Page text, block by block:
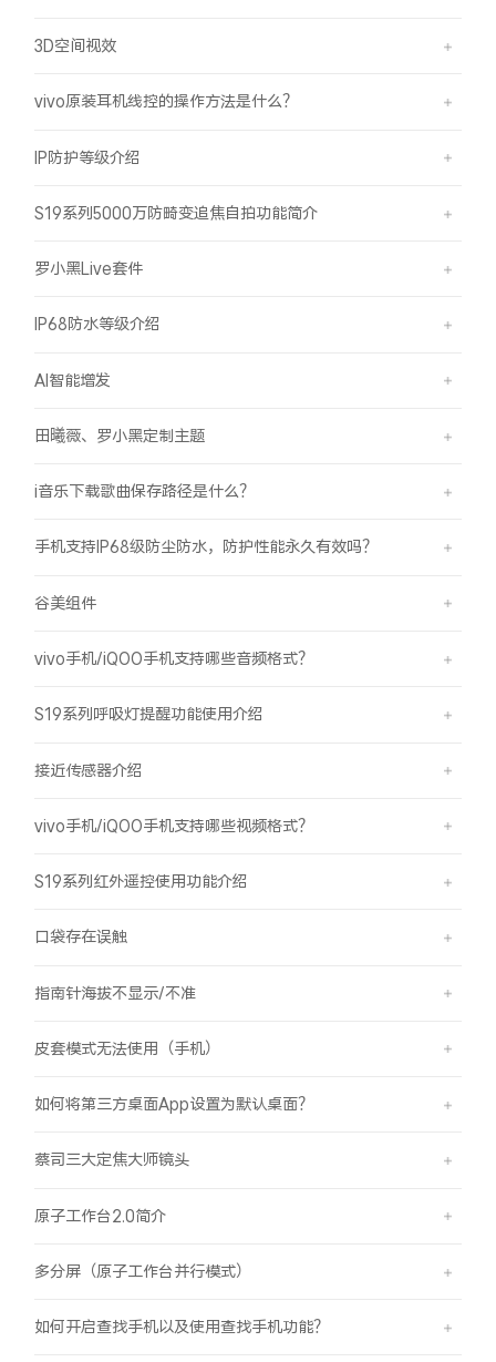
3D空间视效
vivo原装耳机线控的操作方法是什么？
IP防护等级介绍
S19系列5000万防畸变追焦自拍功能简介
罗小黑Live套件
IP68防水等级介绍
AI智能增发
田曦薇、罗小黑定制主题
i音乐下载歌曲保存路径是什么？
手机支持IP68级防尘防水，防护性能永久有效吗？
谷美组件
vivo手机/iQOO手机支持哪些音频格式？
S19系列呼吸灯提醒功能使用介绍
接近传感器介绍
vivo手机/iQOO手机支持哪些视频格式？
S19系列红外遥控使用功能介绍
口袋存在误触
指南针海拔不显示/不准
皮套模式无法使用（手机）
如何将第三方桌面App设置为默认桌面？
蔡司三大定焦大师镜头
原子工作台2.0简介
多分屏（原子工作台并行模式）
如何开启查找手机以及使用查找手机功能？